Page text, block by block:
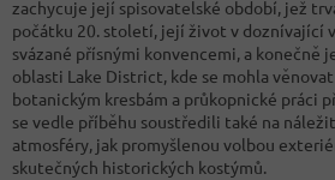
zachycuje její spisovatelské období, jež
počátku 20. století, její život v doznívající
svázané přísnými konvencemi, a konečně
oblasti Lake District, kde se mohla
botanickým kresbám a průkopnické práci
se vedle příběhu soustředili také na
atmosféry, jak promyšlenou volbou
skutečných historických kostýmů.